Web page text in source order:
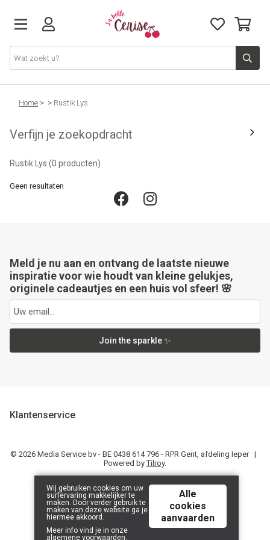
Just arrived
Juwelen & Accessoires
Home & Deco
Home > > Rustik Lys
Verfijn je zoekopdracht
Rustik Lys (0 producten)
Geen resultaten
Meld je nu aan en ontvang de laatste nieuwe
inspiratie voor wie houdt van kleine gelukjes,
originele cadeautjes en een huis vol sfeer! 🌸
Join the sparkle ✨
Klantenservice
© 2026 Media Service bv - BE 0438 614 796 - RPR Gent, afdeling Ieper |
Powered byTilroy.
Wij gebruiken cookies om uw
surfervaring makkelijker te
maken. Door verder gebruik te
maken van deze website ga je
hiermee akkoord.
Meer info vind je in onze
algemene voorwaarden.
Alle
cookies
aanvaarden